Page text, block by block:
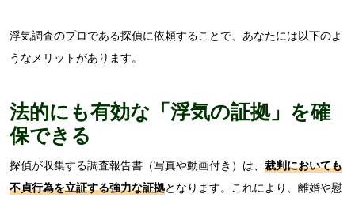
浮気調査のプロである探偵に依頼することで、あなたには以下のよ
うなメリットがあります。
法的にも有効な「浮気の証拠」を確
保できる
探偵が収集する調査報告書（写真や動画付き）は、 裁判においても
不貞行為を立証する強力な証拠となります。これにより、離婚や慰